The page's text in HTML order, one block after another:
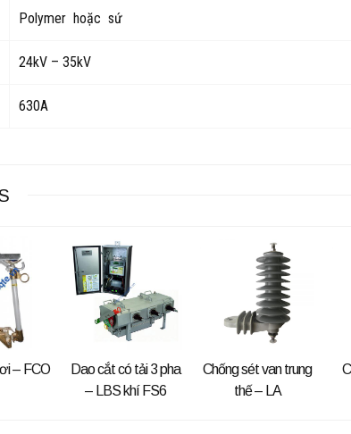
Polymer hoặc sứ
24kV – 35kV
630A
– FCO
Dao cắt có tải 3 pha
– LBS khí FS6
Chống sét van trung
thế – LA